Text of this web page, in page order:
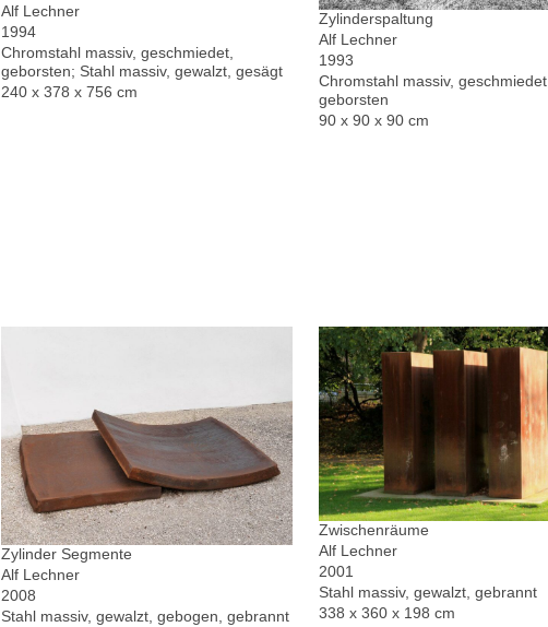
Alf Lechner
1994
Chromstahl massiv, geschmiedet,
geborsten; Stahl massiv, gewalzt, gesägt
240 x 378 x 756 cm
Zylinderspaltung
Alf Lechner
1993
Chromstahl massiv,
geborsten
90 x 90 x 90 cm
Zylinder Segmente
Alf Lechner
2008
Stahl massiv, gewalzt, gebogen, gebrannt
Zwischenräume
Alf Lechner
2001
Stahl massiv, gewalzt, gebrannt
338 x 360 x 198 cm